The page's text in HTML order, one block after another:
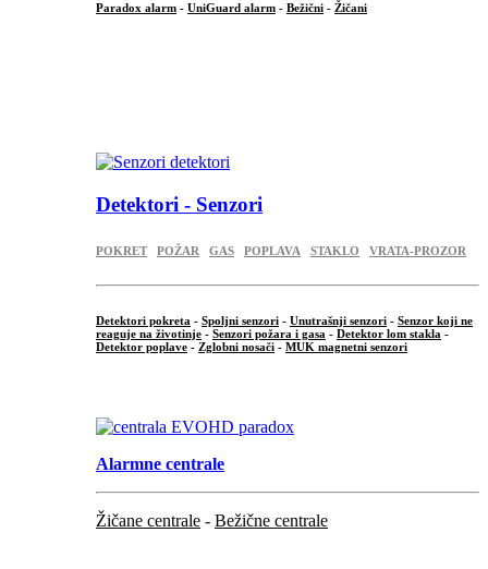
Paradox alarm - UniGuard alarm - Bežični - Žičani
Detektori - Senzori
POKRET POŽAR GAS POPLAVA STAKLO VRATA-PROZOR
Detektori pokreta - Spoljni senzori - Unutrašnji senzori - Senzor koji ne
reaguje na životinje - Senzori požara i gasa - Detektor lom stakla -
Detektor poplave - Zglobni nosači - MUK magnetni senzori
Alarmne centrale
Žičane centrale - Bežične centrale